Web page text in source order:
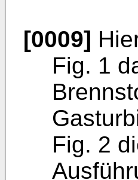
[0009]
Fig. 1
Fig. 2